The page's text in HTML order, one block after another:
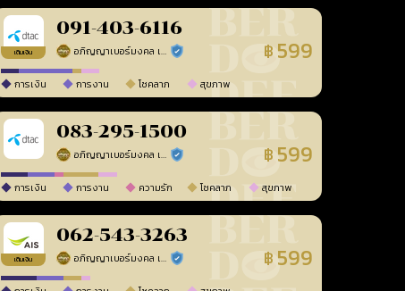
เติมเงิน
091-403-6116
อภิญญาเบอร์มงคล เบอร์สวยเลขศาสตร์ ร้านยืนยันแล้ว ฿ 599
การเงิน การงาน โชคลาภ สุขภาพ
083-295-1500
อภิญญาเบอร์มงคล เบอร์สวยเลขศาสตร์ ร้านยืนยันแล้ว ฿ 599
การเงิน การงาน ความรัก โชคลาภ สุขภาพ
เติมเงิน
062-543-3263
อภิญญาเบอร์มงคล เบอร์สวยเลขศาสตร์ ร้านยืนยันแล้ว ฿ 599